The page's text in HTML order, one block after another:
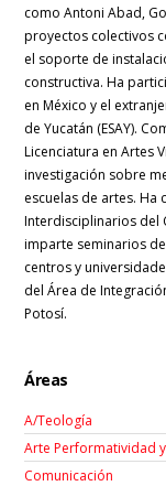
como Antoni Abad,
proyectos colectivos
el soporte de
constructiva. Ha
en México y el
de Yucatán (ESAY).
Licenciatura en Artes
investigación sobre
escuelas de artes.
Interdisciplinarios del
imparte seminarios
centros y
del Área de
Potosí.
Áreas
A/Teología
Arte Performatividad
Comunicación